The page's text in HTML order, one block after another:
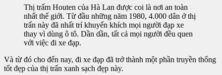
Thị trấm Houten của Hà Lan được coi là nơi an toàn
nhất thế giới. Từ đầu những năm 1980, 4.000 dân ở thị
trấn này đã nhất trí khuyến khích mọi người đạp xe
thay vì dùng ô tô. Dần dần, tất cả mọi người đều quen
với việc đi xe đạp.
Và từ đó cho đến nay, đi xe đạp đã trở thành một phần truyền thống
tốt đẹp của thị trấn xanh sạch đẹp này.